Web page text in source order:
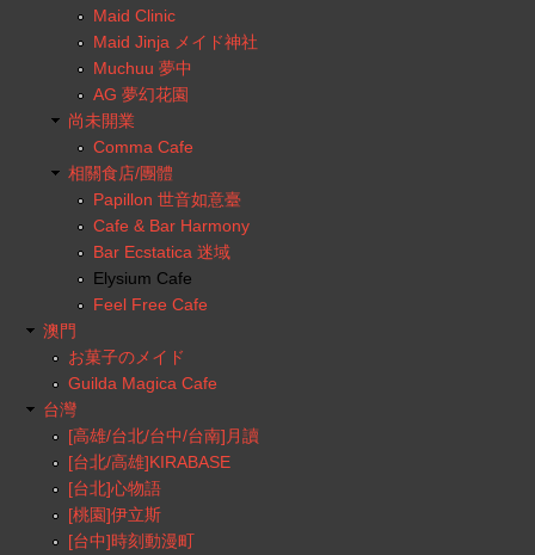
Maid Clinic
Maid Jinja メイド神社
Muchuu 夢中
AG 夢幻花園
尚未開業
Comma Cafe
相關食店/團體
Papillon 世音如意臺
Cafe & Bar Harmony
Bar Ecstatica 迷域
Elysium Cafe
Feel Free Cafe
澳門
お菓子のメイド
Guilda Magica Cafe
台灣
[高雄/台北/台中/台南]月讀
[台北/高雄]KIRABASE
[台北]心物語
[桃園]伊立斯
[台中]時刻動漫町